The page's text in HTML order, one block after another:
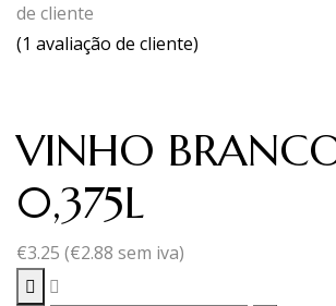
de cliente
(1 avaliação de cliente)
VINHO
0,375L
€3.25 (€2.88 sem iva)